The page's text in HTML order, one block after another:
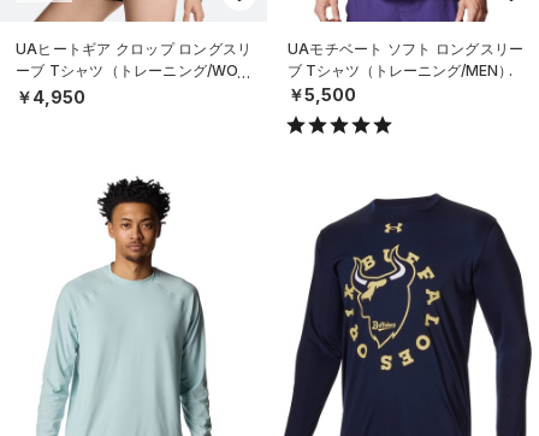
UAヒートギア クロップ ロングスリ
ーブ Tシャツ（トレーニング/WOM
EN）
￥4,950
UAモチベート ソフト ロングスリー
ブ Tシャツ（トレーニング/MEN）
￥5,500